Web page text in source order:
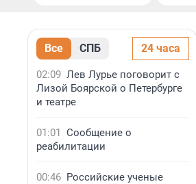
Все СПБ 24 часа
02:09 Лев Лурье поговорит с
Лизой Боярской о Петербурге
и театре
01:01 Сообщение о
реабилитации
00:46 Российские ученые